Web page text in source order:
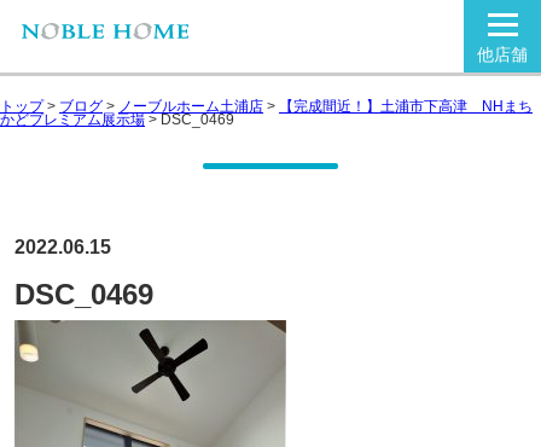
他店舗
トップ> ブログ > ノーブルホーム土浦店 > 【完成間近！】土浦市下高津 NHまち
かどプレミアム展示場 > DSC_0469
2022.06.15
DSC_0469